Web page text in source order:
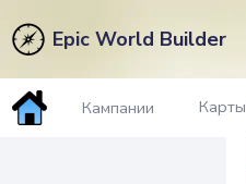
Epic World Builder
Кампании Карты